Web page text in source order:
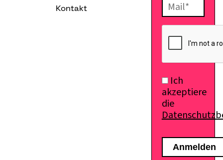
Kontakt
Ich
akzeptiere
die